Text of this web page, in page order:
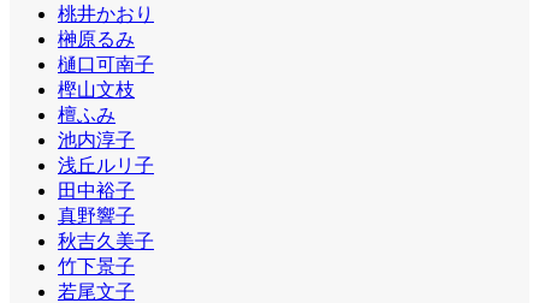
桃井かおり
榊原るみ
樋口可南子
樫山文枝
檀ふみ
池内淳子
浅丘ルリ子
田中裕子
真野響子
秋吉久美子
竹下景子
若尾文子